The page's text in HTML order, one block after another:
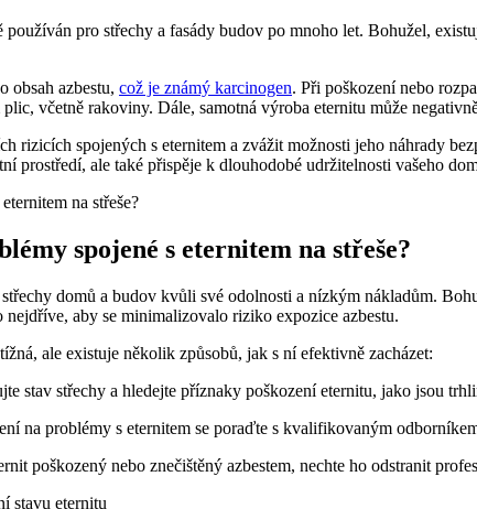
pro střechy a fasády budov po mnoho let. Bohužel,
obsah azbestu, což je známý karcinogen. Při poškození nebo
včetně rakoviny. Dále, samotná výroba eternitu může
rizicích spojených s eternitem a zvážit možnosti jeho náhrady
prostředí, ale také přispěje k dlouhodobé udržitelnosti vašeho
spojené s eternitem na střeše?
domů a budov kvůli své odolnosti a nízkým nákladům.
nejdříve, aby se minimalizovalo riziko expozice azbestu.
ale existuje několik způsobů, jak s ní efektivně zacházet:
stav střechy a hledejte příznaky poškození eternitu, jako jsou
na problémy s eternitem se poraďte s kvalifikovaným
poškozený nebo znečištěný azbestem, nechte ho odstranit